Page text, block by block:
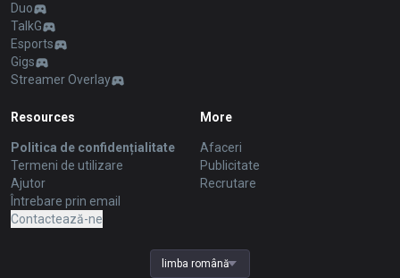
Duo
TalkG
Esports
Gigs
Streamer Overlay
Resources
Politica de confidențialitate
Termeni de utilizare
Ajutor
Întrebare prin email
Contactează-ne
More
Afaceri
Publicitate
Recrutare
limba română